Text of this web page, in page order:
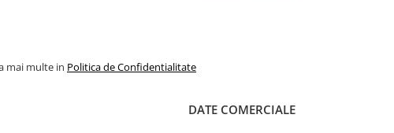
mai multe in Politica de Confidentialitate
DATE COMERCIALE